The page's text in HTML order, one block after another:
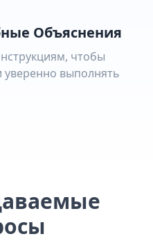
Объяснения
чтобы
выполнять